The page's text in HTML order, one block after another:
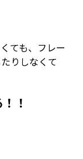
ても、フレー
りしなくて
！